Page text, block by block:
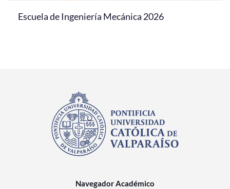
Escuela de Ingeniería Mecánica 2026
Navegador Académico